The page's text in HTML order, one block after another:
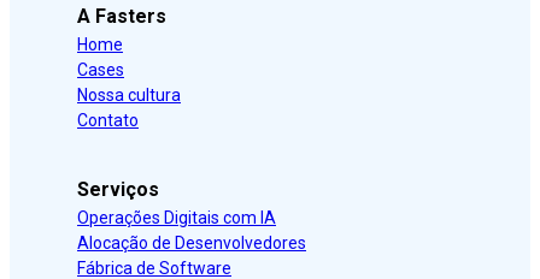
A Fasters
Home
Cases
Nossa cultura
Contato
Serviços
Operações Digitais com IA
Alocação de Desenvolvedores
Fábrica de Software